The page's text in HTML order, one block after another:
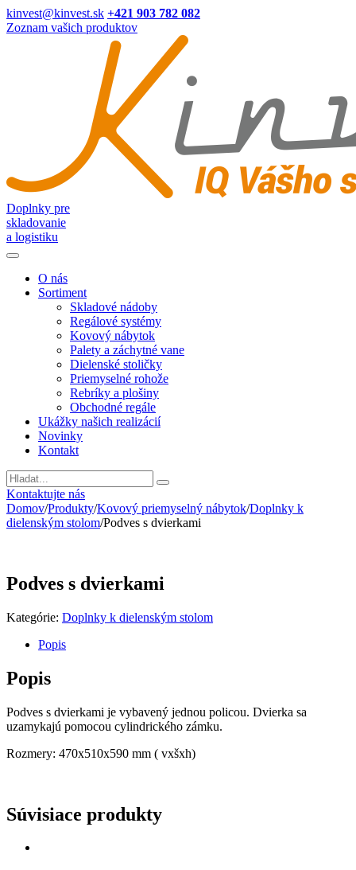
kinvest@kinvest.sk +421 903 782 082
Zoznam vašich produktov
Doplnky pre
skladovanie
a logistiku
O nás
Sortiment
Skladové nádoby
Regálové systémy
Kovový nábytok
Palety a záchytné vane
Dielenské stoličky
Priemyselné rohože
Rebríky a plošiny
Obchodné regále
Ukážky našich realizácií
Novinky
Kontakt
Vyhladavanie
Kontaktujte nás
Domov/Produkty/Kovový priemyselný nábytok/Doplnky k
dielenským stolom/Podves s dvierkami
Podves s dvierkami
Kategórie: Doplnky k dielenským stolom
Popis
Popis
Podves s dvierkami je vybavený jednou policou. Dvierka sa
uzamykajú pomocou cylindrického zámku.
Rozmery: 470x510x590 mm ( vxšxh)
Súvisiace produkty